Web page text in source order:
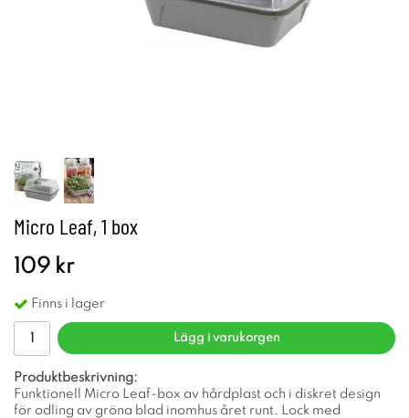
Micro Leaf, 1 box
109 kr
Finns i lager
Lägg i varukorgen
Produktbeskrivning:
Funktionell Micro Leaf-box av hårdplast och i diskret design
för odling av gröna blad inomhus året runt. Lock med